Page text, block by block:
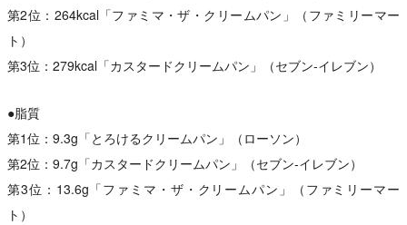
第2位：264kcal「ファミマ・ザ・クリームパン」（ファミリーマー
ト）
第3位：279kcal「カスタードクリームパン」（セブン-イレブン）
●脂質
第1位：9.3g「とろけるクリームパン」（ローソン）
第2位：9.7g「カスタードクリームパン」（セブン-イレブン）
第3位：13.6g「ファミマ・ザ・クリームパン」（ファミリーマー
ト）